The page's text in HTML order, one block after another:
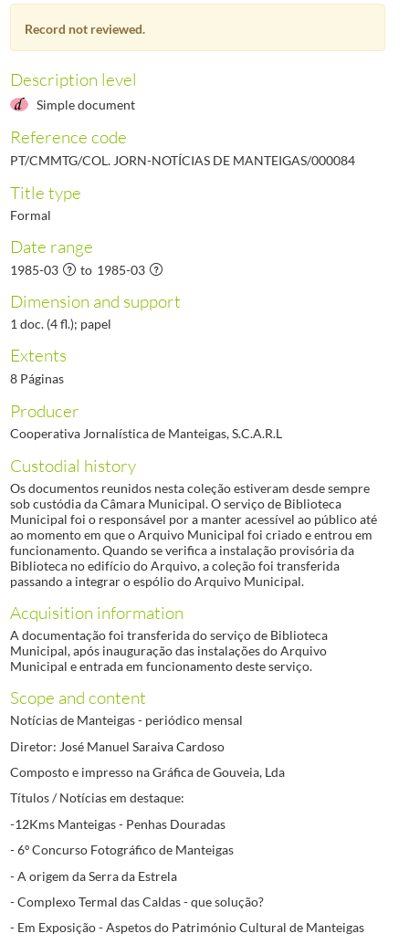
000086Notícias de Manteigas - Ano VI N.º 86, 1985 - Maio1985-05/1985-05
000087 Notícias de Manteigas - Ano VI N.º 87, 1985 - Junho
000088Notícias de Manteigas - Ano VI N.º 88, 1985 - Julho1985-07/1985-07
000089
Notícias de Manteigas - Ano VI N.º 89, 1985 - Agosto
000461Notícias de Manteigas - Ano XXXVII, N.º 461, 2017-05-31
Record not reviewed.
Description level
Simple document
Reference code
PT/CMMTG/COL. JORN-NOTÍCIAS DE MANTEIGAS/000084
Title type
Formal
Date range
1985-03 to 1985-03
Dimension and support
1 doc. (4 fl.); papel
Extents
8 Páginas
Producer
Cooperativa Jornalística de Manteigas, S.C.A.R.L
Custodial history
Os documentos reunidos nesta coleção estiveram desde sempre
sob custódia da Câmara Municipal. O serviço de Biblioteca
Municipal foi o responsável por a manter acessível ao público até
ao momento em que o Arquivo Municipal foi criado e entrou em
funcionamento. Quando se verifica a instalação provisória da
Biblioteca no edifício do Arquivo, a coleção foi transferida
passando a integrar o espólio do Arquivo Municipal.
Acquisition information
A documentação foi transferida do serviço de Biblioteca
Municipal, após inauguração das instalações do Arquivo
Municipal e entrada em funcionamento deste serviço.
Scope and content
Notícias de Manteigas - periódico mensal
Diretor: José Manuel Saraiva Cardoso
Composto e impresso na Gráfica de Gouveia, Lda
Títulos / Notícias em destaque:
-12Kms Manteigas - Penhas Douradas
- 6º Concurso Fotográfico de Manteigas
- A origem da Serra da Estrela
- Complexo Termal das Caldas - que solução?
- Em Exposição - Aspetos do Património Cultural de Manteigas